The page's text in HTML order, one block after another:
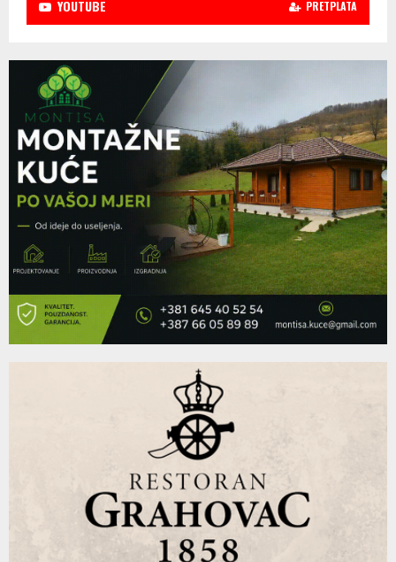
YOUTUBE PRETPLATA